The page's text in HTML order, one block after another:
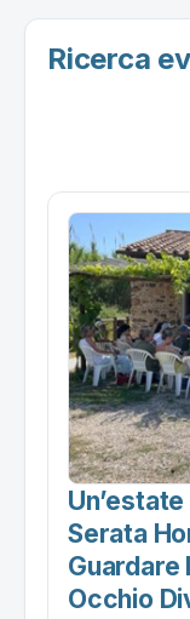
Ricerca
Serata
Guardare
Occhio